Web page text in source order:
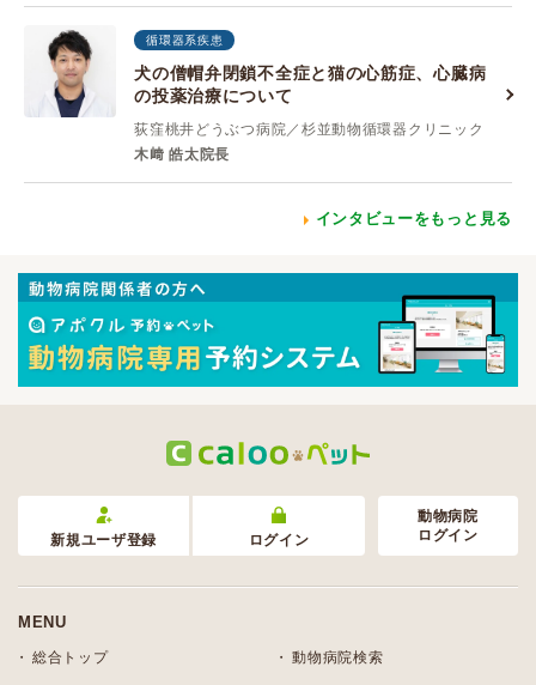
循環器系疾患
犬の僧帽弁閉鎖不全症と猫の心筋症、心臓病
の投薬治療について
荻窪桃井どうぶつ病院／杉並動物循環器クリニック
木﨑 皓太院長
インタビューをもっと見る
新規ユーザ登録 ログイン
動物病院
ログイン
MENU
総合トップ 動物病院検索